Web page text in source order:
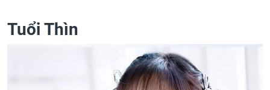
Tuổi Thìn